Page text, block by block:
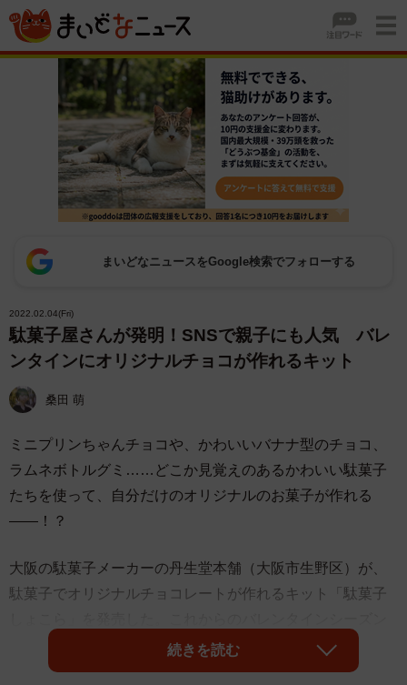
まいどなニュースをGoogle検索でフォローする
2022.02.04(Fri)
駄菓子屋さんが発明！SNSで親子にも人気 バレ
ンタインにオリジナルチョコが作れるキット
桑田 萌
ミニプリンちゃんチョコや、かわいいバナナ型のチョコ、
ラムネボトルグミ……どこか見覚えのあるかわいい駄菓子
たちを使って、自分だけのオリジナルのお菓子が作れる
――！？
大阪の駄菓子メーカーの丹生堂本舗（大阪市生野区）が、
駄菓子でオリジナルチョコレートが作れるキット「駄菓子
続きを読む